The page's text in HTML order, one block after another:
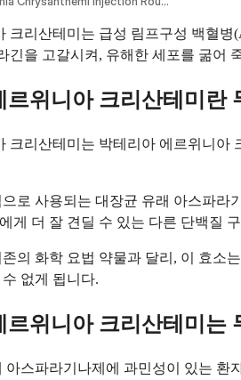
크리산테미는 급성 림프구성 백혈
긴을 고갈시켜, 유해한 세포를 굶어
르위니아 크리산테미란
크리산테미는 박테리아 에르위니
로 사용되는 대장균 유래 아스파
게 더 잘 견딜 수 있는 다른 단백질
의 화학 요법 약물과 달리, 이 효소
없게 됩니다.
르위니아 크리산테미는
아스파라기나제에 과민성이 있는